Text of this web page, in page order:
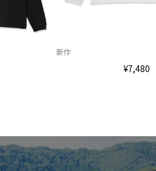
新作
¥7,480